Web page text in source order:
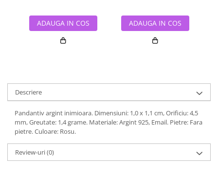
ADAUGA IN COS ADAUGA IN COS
Descriere
Pandantiv argint inimioara. Dimensiuni: 1,0 x 1,1 cm, Orificiu: 4,5
mm, Greutate: 1,4 grame. Materiale: Argint 925, Email. Pietre: Fara
pietre. Culoare: Rosu.
Review-uri(0)